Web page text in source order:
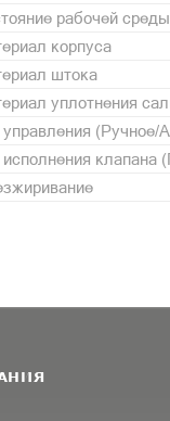
рабочей среды
корпуса
штока
уплотнения
(Ручное/
клапана